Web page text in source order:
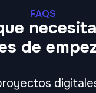
FAQS
de